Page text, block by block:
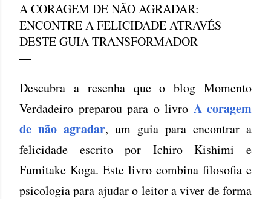
A CORAGEM DE NÃO AGRADAR:
ENCONTRE A FELICIDADE ATRAVÉS
DESTE GUIA TRANSFORMADOR
Descubra a resenha que o blog Momento
Verdadeiro preparou para o livro A coragem
de não agradar, um guia para encontrar a
felicidade escrito por Ichiro Kishimi e
Fumitake Koga. Este livro combina filosofia e
psicologia para ajudar o leitor a viver de forma